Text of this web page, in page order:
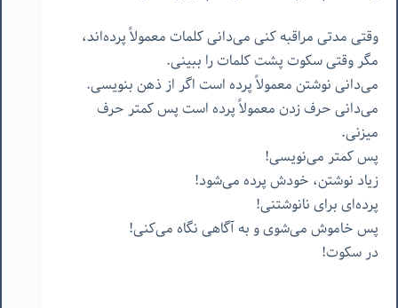
وقتی مدتی مراقبه کنی می‌دانی کلمات معمولاً پرده‌اند،
مگر وقتی سکوت پشت کلمات را ببینی.
می‌دانی نوشتن معمولاً پرده است اگر از ذهن بنویسی.
می‌دانی حرف زدن معمولاً پرده است پس کمتر حرف
میزنی.
پس کمتر می‌نویسی!
زیاد نوشتن، خودش پرده می‌شود!
پرده‌ای برای نانوشتنی!
پس خاموش می‌شوی و به آگاهی نگاه می‌کنی!
در سکوت!